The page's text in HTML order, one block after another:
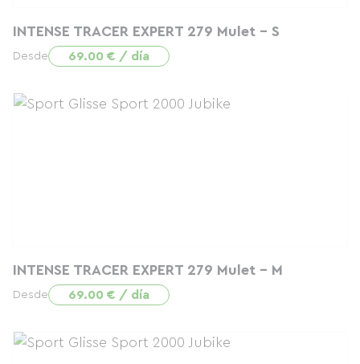
INTENSE TRACER EXPERT 279 Mulet - S
Desde 69.00 € / día
INTENSE TRACER EXPERT 279 Mulet - M
Desde 69.00 € / día